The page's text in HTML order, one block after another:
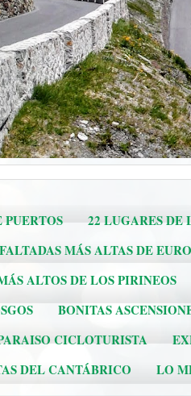
22 LUGARES DE
MÁS ALTAS DE
ALTOS DE LOS PIRINEOS
BONITAS
CICLOTURISTA
DEL CANTÁBRICO
LO